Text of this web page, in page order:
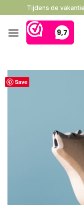
naar
inhoud
Tijdens de
Save